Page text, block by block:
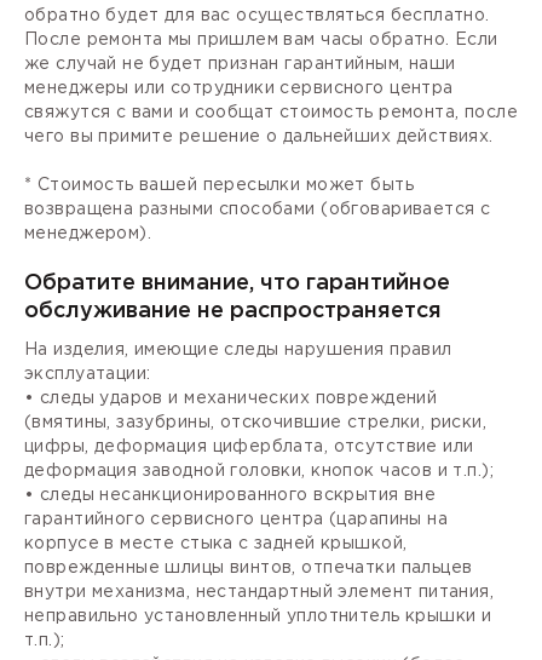
обратно будет для вас осуществляться бесплатно.
После ремонта мы пришлем вам часы обратно. Если
же случай не будет признан гарантийным, наши
менеджеры или сотрудники сервисного центра
свяжутся с вами и сообщат стоимость ремонта, после
чего вы примите решение о дальнейших действиях.
* Стоимость вашей пересылки может быть
возвращена разными способами (обговаривается с
менеджером).
Обратите внимание, что гарантийное
обслуживание не распространяется
На изделия, имеющие следы нарушения правил
эксплуатации:
• следы ударов и механических повреждений
(вмятины, зазубрины, отскочившие стрелки, риски,
цифры, деформация циферблата, отсутствие или
деформация заводной головки, кнопок часов и т.п.);
• следы несанкционированного вскрытия вне
гарантийного сервисного центра (царапины на
корпусе в месте стыка с задней крышкой,
поврежденные шлицы винтов, отпечатки пальцев
внутри механизма, нестандартный элемент питания,
неправильно установленный уплотнитель крышки и
т.п.);